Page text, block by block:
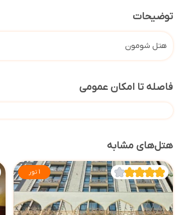
توضیحات
هتل شومون
فاصله تا امکان عمومی
هتل‌های مشابه
1 تور